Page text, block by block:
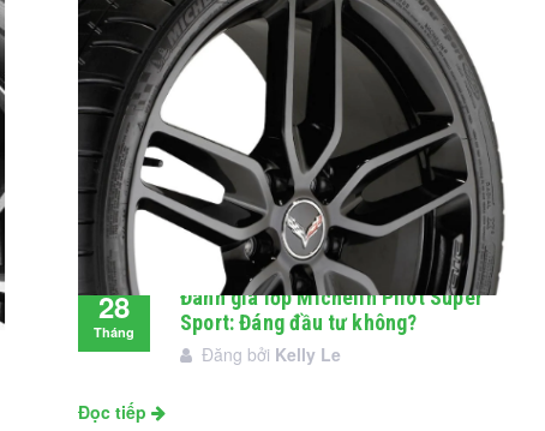
28
Tháng
Đánh giá lốp Michelin Pilot Super
Sport: Đáng đầu tư không?
Đăng bởi Kelly Le
Đọc tiếp